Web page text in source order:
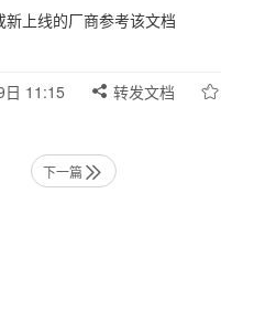
上线的厂商参考该文档
日 11:15
转发文档
下一篇